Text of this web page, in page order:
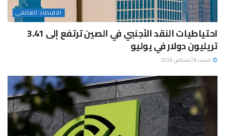
الاقتصاد العالمى
احتياطيات النقد الأجنبي في الصين ترتفع إلى 3.41
تريليون دولار في يوليو
السبت 8 أغسطس 2026